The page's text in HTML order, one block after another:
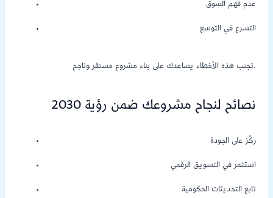
عدم فهم السوق
التسرع في التوسع
تجنب هذه الأخطاء يساعدك على بناء مشروع مستقر وناجح.
نصائح لنجاح مشروعك ضمن رؤية 2030
ركّز على الجودة
استثمر في التسويق الرقمي
تابع التحديثات الحكومية